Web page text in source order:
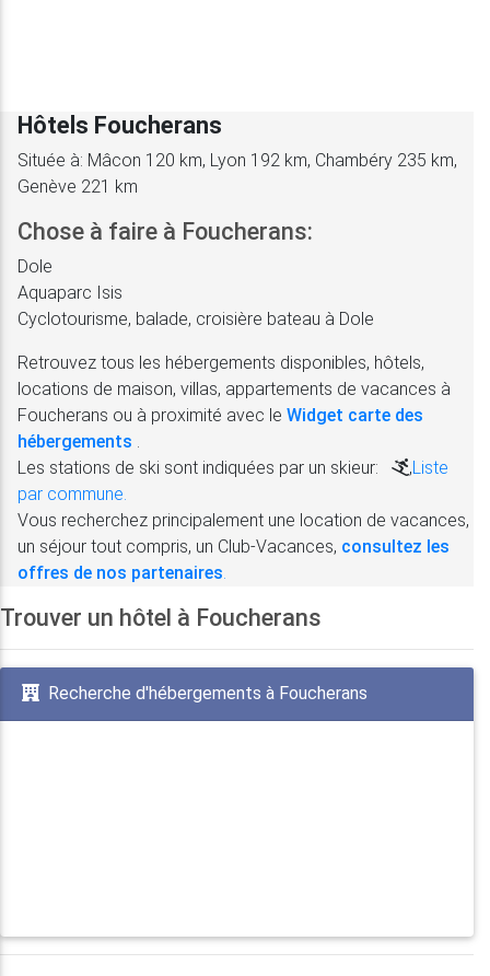
Hôtels Foucherans
Située à: Mâcon 120 km, Lyon 192 km, Chambéry 235 km,
Genève 221 km
Chose à faire à Foucherans:
Dole
Aquaparc Isis
Cyclotourisme, balade, croisière bateau à Dole
Retrouvez tous les hébergements disponibles, hôtels,
locations de maison, villas, appartements de vacances à
Foucherans ou à proximité avec le Widget carte des
hébergements
Les stations de ski sont indiquées par un skieur:
,Liste
par commune.
Vous recherchez principalement une location de vacances,
un séjour tout compris, un Club-Vacances, consultez les
offres de nos partenaires
Trouver un hôtel à Foucherans
Recherche d'hébergements à Foucherans